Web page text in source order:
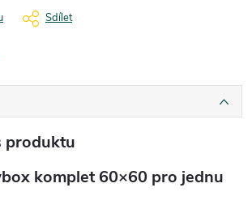
Sdílet
produktu
komplet 60×60 pro jednu